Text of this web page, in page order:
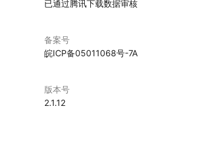
已通过腾讯下载数据审核
备案号
皖ICP备05011068号-7A
版本号
2.1.12